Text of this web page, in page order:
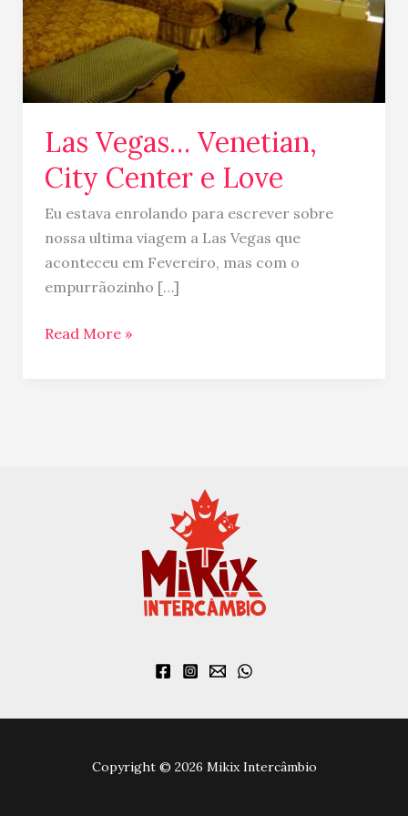
Las Vegas… Venetian,
City Center e Love
Eu estava enrolando para escrever sobre
nossa ultima viagem a Las Vegas que
aconteceu em Fevereiro, mas com o
empurrãozinho […]
Read More »
Copyright © 2026 Mikix Intercâmbio